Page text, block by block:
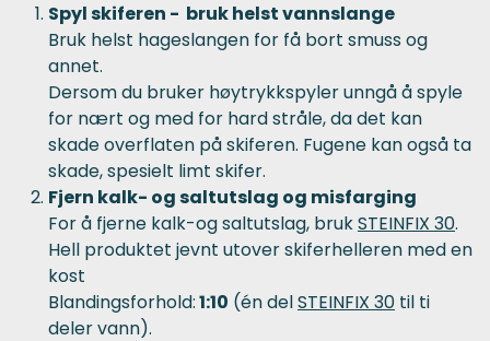
Spyl skiferen - bruk helst vannslange
Bruk helst hageslangen for få bort smuss og
annet.
Dersom du bruker høytrykkspyler unngå å spyle
for nært og med for hard stråle, da det kan
skade overflaten på skiferen. Fugene kan også ta
skade, spesielt limt skifer.
Fjern kalk- og saltutslag og misfarging
For å fjerne kalk-og saltutslag, brukSTEINFIX 30.
Hell produktet jevnt utover skiferhelleren med en
kost
Blandingsforhold:1:10 (én delSTEINFIX 30 til ti
deler vann).